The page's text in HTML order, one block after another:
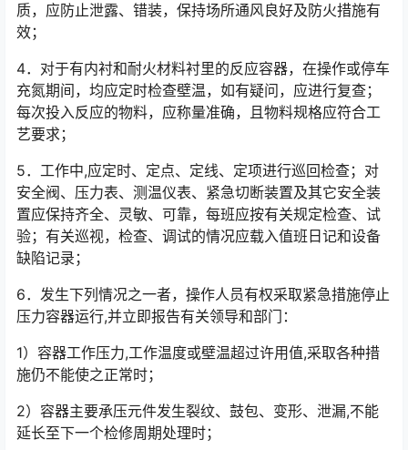
质，应防止泄露、错装，保持场所通风良好及防火措施有
效；
4．对于有内衬和耐火材料衬里的反应容器，在操作或停车
充氮期间，均应定时检查壁温，如有疑问，应进行复查；
每次投入反应的物料，应称量准确，且物料规格应符合工
艺要求；
5．工作中,应定时、定点、定线、定项进行巡回检查；对
安全阀、压力表、测温仪表、紧急切断装置及其它安全装
置应保持齐全、灵敏、可靠，每班应按有关规定检查、试
验；有关巡视，检查、调试的情况应载入值班日记和设备
缺陷记录；
6．发生下列情况之一者，操作人员有权采取紧急措施停止
压力容器运行,并立即报告有关领导和部门：
1）容器工作压力,工作温度或壁温超过许用值,采取各种措
施仍不能使之正常时；
2）容器主要承压元件发生裂纹、鼓包、变形、泄漏,不能
延长至下一个检修周期处理时；